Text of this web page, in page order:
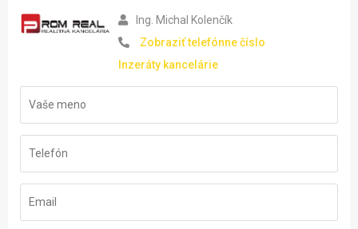
Ing. Michal Kolenčík
Zobraziť telefónne číslo
Inzeráty kancelárie